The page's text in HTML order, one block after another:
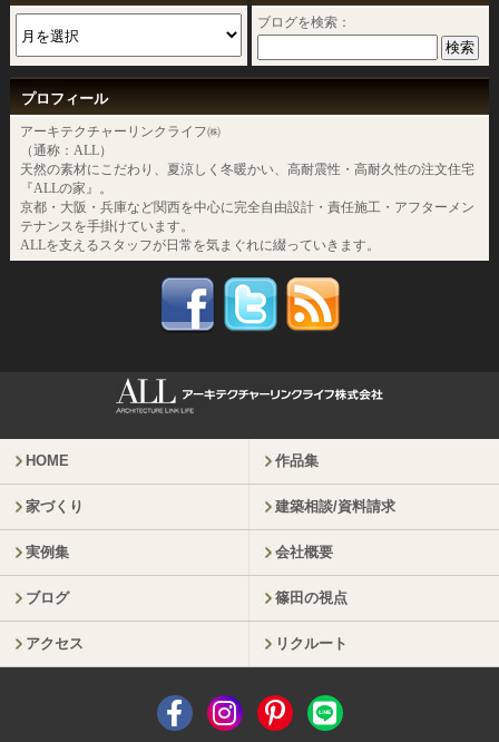
ブログを検索：
プロフィール
アーキテクチャーリンクライフ㈱
（通称：ALL）
天然の素材にこだわり、夏涼しく冬暖かい、高耐震性・高耐久性の注文住宅
『ALLの家』。
京都・大阪・兵庫など関西を中心に完全自由設計・責任施工・アフターメン
テナンスを手掛けています。
ALLを支えるスタッフが日常を気まぐれに綴っていきます。
HOME 作品集
家づくり 建築相談/資料請求
実例集 会社概要
ブログ 篠田の視点
アクセス リクルート